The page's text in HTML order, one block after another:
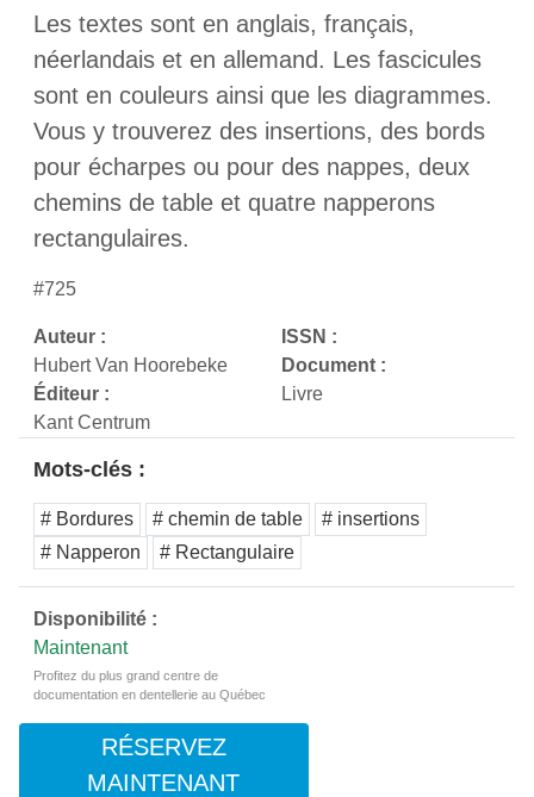
Les textes sont en anglais, français,
néerlandais et en allemand. Les fascicules
sont en couleurs ainsi que les diagrammes.
Vous y trouverez des insertions, des bords
pour écharpes ou pour des nappes, deux
chemins de table et quatre napperons
rectangulaires.
#725
Auteur :
Hubert Van Hoorebeke
Éditeur :
Kant Centrum
ISSN :
Document :
Livre
Mots-clés :
# Bordures # chemin de table
# insertions
# Napperon
# Rectangulaire
Disponibilité :
Maintenant
Profitez du plus grand centre de
documentation en dentellerie au Québec
RÉSERVEZ
MAINTENANT